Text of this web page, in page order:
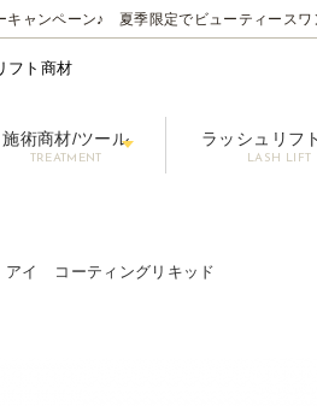
キャンペーン♪ 夏季限定でビューティース
フト商材
施術商材/ツール
TREATMENT
ラッシュリフ
LASH LIFT
アイ コーティングリキッド